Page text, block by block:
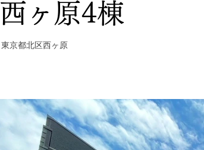
西ヶ原4棟
東京都北区西ヶ原